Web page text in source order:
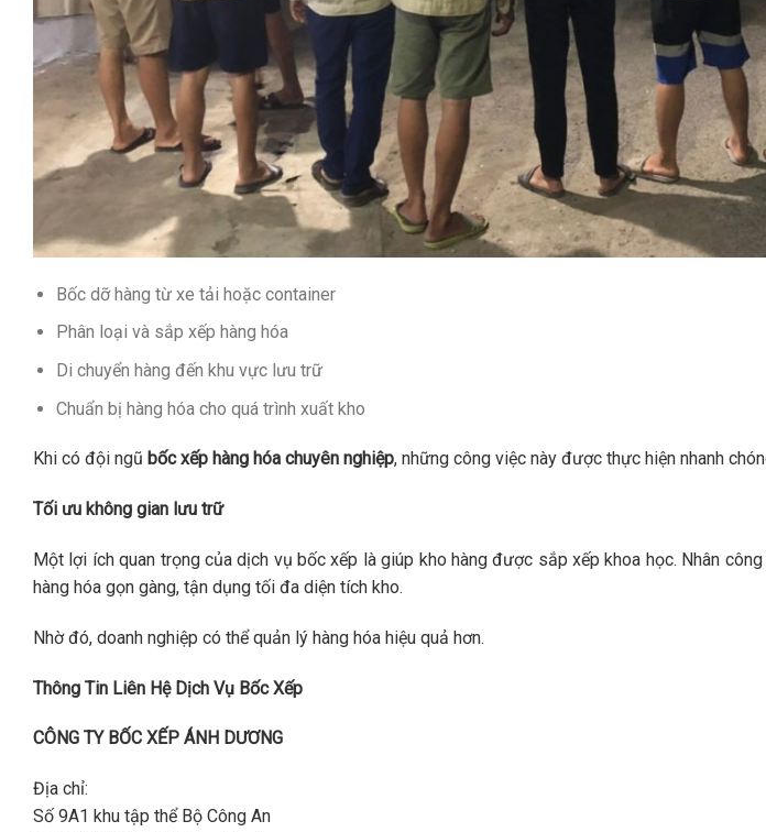
Bốc dỡ hàng từ xe tải hoặc container
Phân loại và sắp xếp hàng hóa
Di chuyển hàng đến khu vực lưu trữ
Chuẩn bị hàng hóa cho quá trình xuất kho
Khi có đội ngũ bốc xếp hàng hóa chuyên nghiệp, những công việc này được thực hiện nhanh
Tối ưu không gian lưu trữ
Một lợi ích quan trọng của dịch vụ bốc xếp là giúp kho hàng được sắp xếp khoa học. Nhân
hàng hóa gọn gàng, tận dụng tối đa diện tích kho.
Nhờ đó, doanh nghiệp có thể quản lý hàng hóa hiệu quả hơn.
Thông Tin Liên Hệ Dịch Vụ Bốc Xếp
CÔNG TY BỐC XẾP ÁNH DƯƠNG
Địa chỉ:
Số 9A1 khu tập thể Bộ Công An